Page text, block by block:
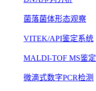
菌落菌体形态观察
VITEK/API鉴定系统
MALDI-TOF MS鉴定
微滴式数字PCR检测